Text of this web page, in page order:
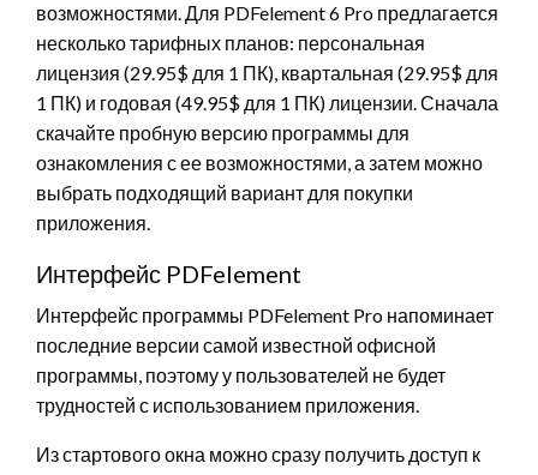
возможностями. Для PDFelement 6 Pro предлагается
несколько тарифных планов: персональная
лицензия (29.95$ для 1 ПК), квартальная (29.95$ для
1 ПК) и годовая (49.95$ для 1 ПК) лицензии. Сначала
скачайте пробную версию программы для
ознакомления с ее возможностями, а затем можно
выбрать подходящий вариант для покупки
приложения.
Интерфейс PDFelement
Интерфейс программы PDFelement Pro напоминает
последние версии самой известной офисной
программы, поэтому у пользователей не будет
трудностей с использованием приложения.
Из стартового окна можно сразу получить доступ к